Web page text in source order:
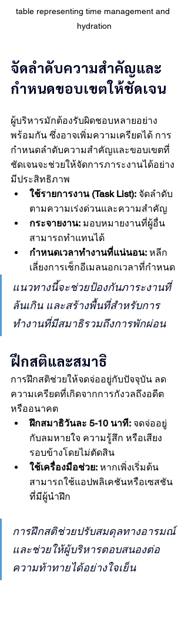
table representing time management and
hydration
จัดลำดับความสำคัญและ
กำหนดขอบเขตให้ชัดเจน
ผู้บริหารมักต้องรับผิดชอบหลายอย่าง
พร้อมกัน ซึ่งอาจเพิ่มความเครียดได้ การ
กำหนดลำดับความสำคัญและขอบเขตที่
ชัดเจนจะช่วยให้จัดการภาระงานได้อย่าง
มีประสิทธิภาพ
ใช้รายการงาน (Task List): จัดลำดับ
ตามความเร่งด่วนและความสำคัญ
กระจายงาน: มอบหมายงานที่ผู้อื่น
สามารถทำแทนได้
กำหนดเวลาทำงานที่แน่นอน: หลีก
เลี่ยงการเช็กอีเมลนอกเวลาที่กำหนด
แนวทางนี้จะช่วยป้องกันภาระงานที่
ล้นเกิน และสร้างพื้นที่สำหรับการ
ทำงานที่มีสมาธิรวมถึงการพักผ่อน
ฝึกสติและสมาธิ
การฝึกสติช่วยให้จดจ่ออยู่กับปัจจุบัน ลด
ความเครียดที่เกิดจากการกังวลถึงอดีต
หรืออนาคต
ฝึกสมาธิวันละ 5-10 นาที: จดจ่ออยู่
กับลมหายใจ ความรู้สึก หรือเสียง
รอบข้างโดยไม่ตัดสิน
ใช้เครื่องมือช่วย: หากเพิ่งเริ่มต้น
สามารถใช้แอปพลิเคชันหรือเซสชัน
ที่มีผู้นำฝึก
การฝึกสติช่วยปรับสมดุลทางอารมณ์
และช่วยให้ผู้บริหารตอบสนองต่อ
ความท้าทายได้อย่างใจเย็น